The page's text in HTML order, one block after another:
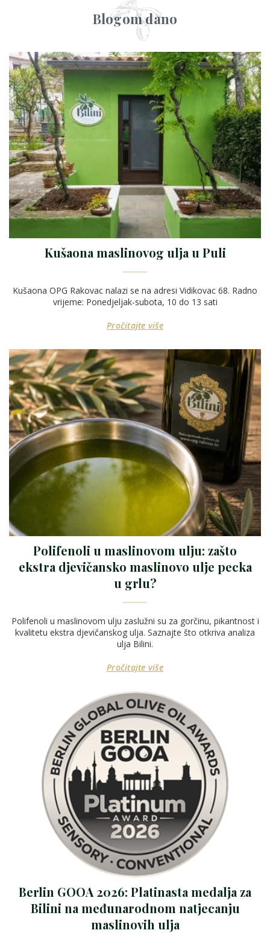
Blogom dano
Kušaona maslinovog ulja u Puli
Kušaona OPG Rakovac nalazi se na adresi Vidikovac 68. Radno
vrijeme: Ponedjeljak-subota, 10 do 13 sati
Pročitajte više
Polifenoli u maslinovom ulju: zašto
ekstra djevičansko maslinovo ulje pecka
u grlu?
Polifenoli u maslinovom ulju zaslužni su za gorčinu, pikantnost i
kvalitetu ekstra djevičanskog ulja. Saznajte što otkriva analiza
ulja Bilini.
Pročitajte više
Berlin GOOA 2026: Platinasta medalja za
Bilini na međunarodnom natjecanju
maslinovih ulja